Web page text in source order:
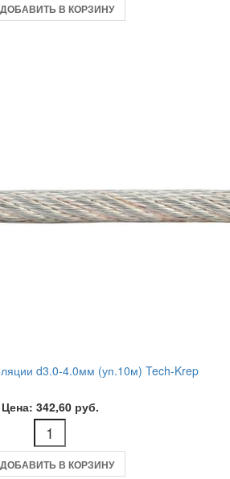
ДОБАВИТЬ В КОРЗИНУ
d3.0-4.0мм (уп.10м) Tech-Krep
Цена: 342,60 руб.
ДОБАВИТЬ В КОРЗИНУ